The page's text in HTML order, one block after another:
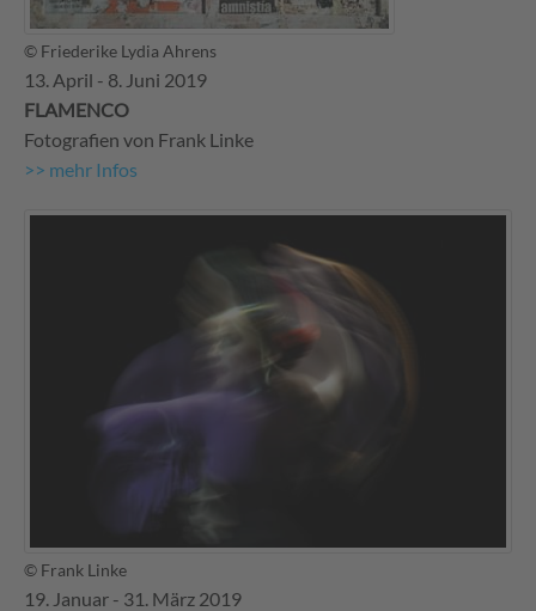
© Friederike Lydia Ahrens
13. April - 8. Juni 2019
FLAMENCO
Fotografien von Frank Linke
>> mehr Infos
© Frank Linke
19. Januar - 31. März 2019